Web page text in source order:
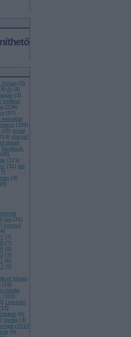
hónap (5)
(4) AI (8)
apple (3)
toplista
(234)
(97)
(109)
(25) email
213) etarget
tippek
facebook
)
(121)
(31) iab
7)
(4)
(8)
) jog (31)
) kereső
)
(7)
(7)
(8)
(3)
(6)
(5)
hónap
(19)
média
(101)
) LinkedIn
(13)
(6)
) media (3)
(9)